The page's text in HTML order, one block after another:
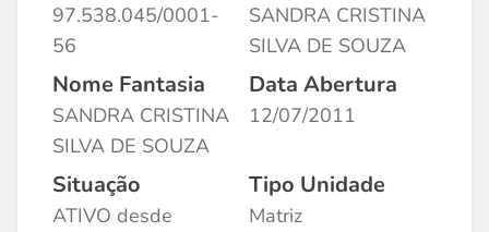
97.538.045/0001-
56
SANDRA CRISTINA
SILVA DE SOUZA
Nome Fantasia
SANDRA CRISTINA
SILVA DE SOUZA
Data Abertura
12/07/2011
Situação
ATIVO desde
Tipo Unidade
Matriz